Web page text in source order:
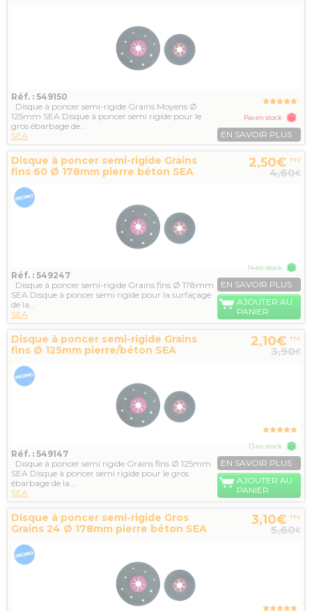
Réf. : 549150
Disque à poncer semi-rigide Grains Moyens Ø
125mm SEA Disque à poncer semi rigide pour le
gros ébarbage de...
SEA
Pas en stock
EN SAVOIR PLUS
Disque à poncer semi-rigide Grains
fins 60 Ø 178mm pierre béton SEA
2,50€ TTC
4,60€
Réf. : 549247
Disque à poncer semi-rigide Grains fins Ø 178mm
SEA Disque à poncer semi rigide pour la surfaçage
de la...
SEA
14 en stock
EN SAVOIR PLUS
AJOUTER AU
PANIER
Disque à poncer semi-rigide Grains
fins Ø 125mm pierre/béton SEA
2,10€ TTC
3,90€
Réf. : 549147
Disque à poncer semi rigide Grains fins Ø 125mm
SEA Disque à poncer semi rigide pour le gros
ébarbage de la...
SEA
13 en stock
EN SAVOIR PLUS
AJOUTER AU
PANIER
Disque à poncer semi-rigide Gros
Grains 24 Ø 178mm pierre béton SEA
3,10€ TTC
5,60€